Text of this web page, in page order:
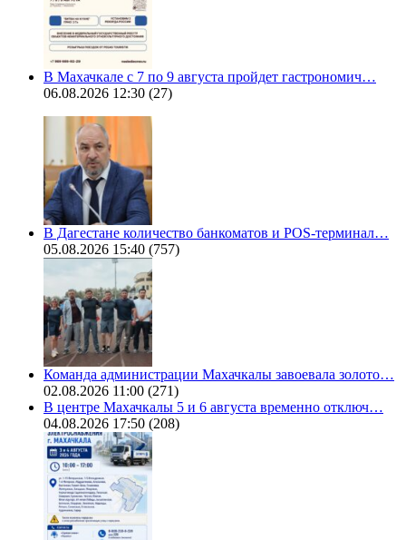
В Махачкале с 7 по 9 августа пройдет гастрономич…
06.08.2026 12:30 (27)
В Дагестане количество банкоматов и POS-терминал…
05.08.2026 15:40 (757)
Команда администрации Махачкалы завоевала золото…
02.08.2026 11:00 (271)
В центре Махачкалы 5 и 6 августа временно отключ…
04.08.2026 17:50 (208)